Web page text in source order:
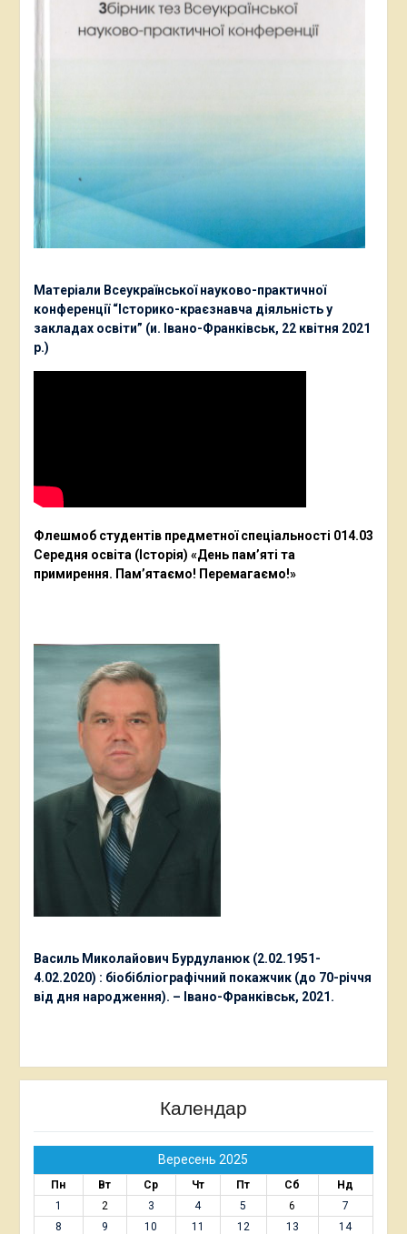
Матеріали Всеукраїнської науково-практичної
конференції “Історико-краєзнавча діяльність у
закладах освіти” (и. Івано-Франківськ, 22 квітня 2021
р.)
Флешмоб студентів предметної спеціальності 014.03
Середня освіта (Історія) «День пам’яті та
примирення. Пам’ятаємо! Перемагаємо!»
Василь Миколайович Бурдуланюк (2.02.1951-
4.02.2020) : біобібліографічний покажчик (до 70-річчя
від дня народження). – Івано-Франківськ, 2021.
Календар
Вересень 2025
Пн Вт Ср Чт Пт Сб
Нд
1
2 3 4 5 6
7
8
9 10 11 12 13
14